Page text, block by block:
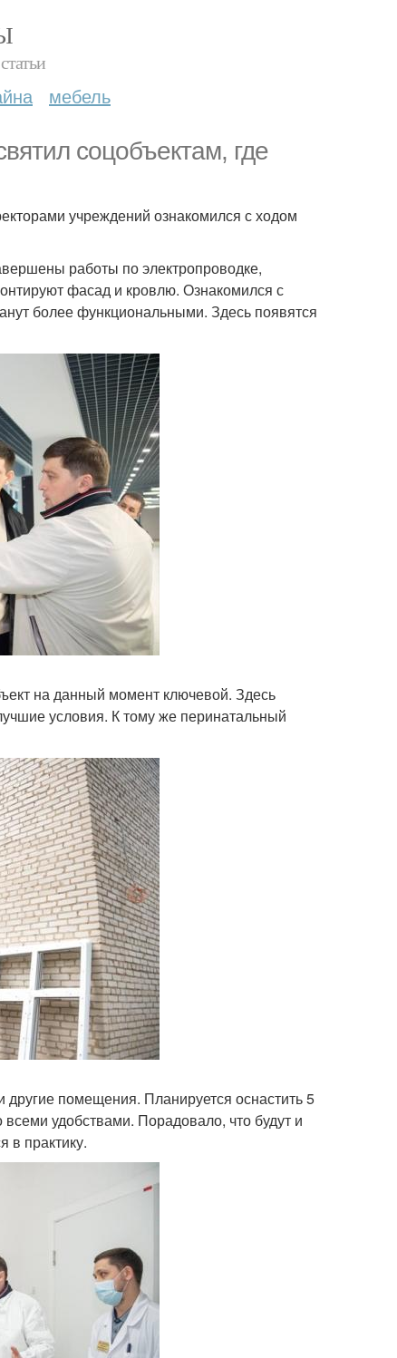
мебель
соцобъектам, где
учреждений ознакомился с ходом
работы по электропроводке,
фасад и кровлю. Ознакомился с
более функциональными. Здесь появятся
на данный момент ключевой. Здесь
условия. К тому же перинатальный
помещения. Планируется оснастить 5
удобствами. Порадовало, что будут и
в практику.